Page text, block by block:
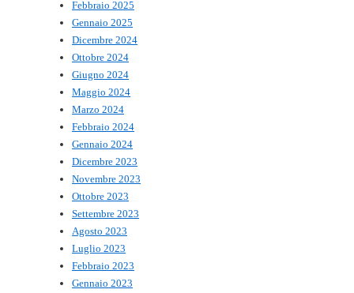
Febbraio 2025
Gennaio 2025
Dicembre 2024
Ottobre 2024
Giugno 2024
Maggio 2024
Marzo 2024
Febbraio 2024
Gennaio 2024
Dicembre 2023
Novembre 2023
Ottobre 2023
Settembre 2023
Agosto 2023
Luglio 2023
Febbraio 2023
Gennaio 2023